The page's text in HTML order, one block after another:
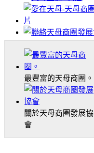
最豐富的天母商圈。
關於天母商圈發展協
會